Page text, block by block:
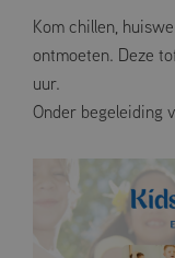
Kom chillen,
ontmoeten. Deze
uur.
Onder begeleiding